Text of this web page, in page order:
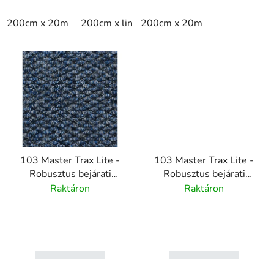
200cm x 20m 200cm x linm 200cm x 20m
103 Master Trax Lite -
Robusztus bejárati
szőnyeg rendszer - Kék
Raktáron
103 Master Trax Lite -
Robusztus bejárati
szőnyeg rendszer -
Raktáron